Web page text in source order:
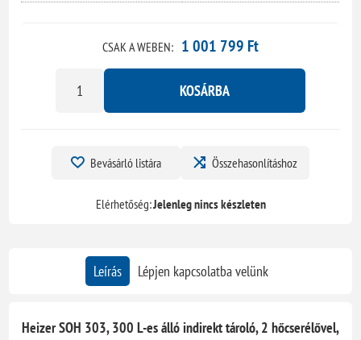
CSAK A WEBEN: 1 001 799 Ft
KOSÁRBA
Bevásárló listára Összehasonlításhoz
Elérhetőség:Jelenleg nincs készleten
Leírás Lépjen kapcsolatba velünk
Heizer SOH 303, 300 L-es álló indirekt tároló, 2 hőcserélővel,